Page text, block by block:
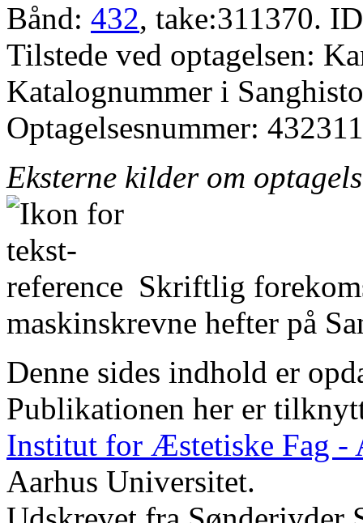
Bånd: 432, take:311370.
Tilstede ved optagelsen:
Katalognummer i
Optagelsesnummer:
Eksterne kilder om
Skriftlig
maskinskrevne hefter på
Denne sides indhold er
Publikationen her er
Institut for Æstetiske Fag -
Aarhus Universitet.